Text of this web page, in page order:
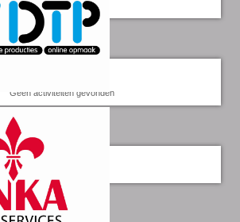
Geen activiteiten gevonden
Twitter